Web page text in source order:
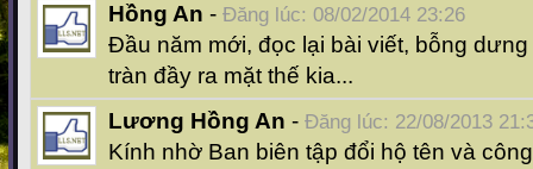
Hồng An - Đăng lúc: 08/02/2014 23:26
Đầu năm mới, đọc lại bài viết, bỗng
tràn đầy ra mặt thế kia...
Lương Hồng An - Đăng lúc: 22/08/2013
Kính nhờ Ban biên tập đổi hộ tên và